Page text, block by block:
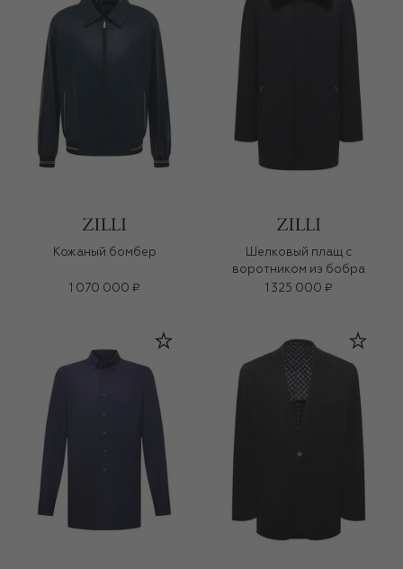
Кожаный бомбер
1 070 000 ₽
Шелковый плащ с
воротником из бобра
1 325 000 ₽